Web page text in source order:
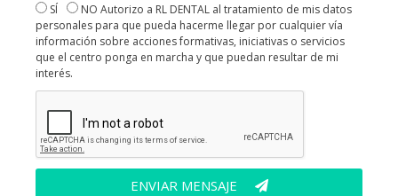
He leído y acepto la
personales para que pueda hacerme llegar por cualquier vía
información sobre acciones formativas, iniciativas o servicios que
el centro ponga en marcha y que puedan resultar de mi interés.
SÍ
NO Autorizo a RL DENTAL al tratamiento de mis datos
personales para que pueda hacerme llegar por cualquier vía
información sobre acciones formativas, iniciativas o servicios
que el centro ponga en marcha y que puedan resultar de mi
interés.
ENVIAR MENSAJE